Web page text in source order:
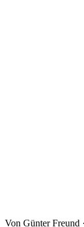
Von Günter Freund